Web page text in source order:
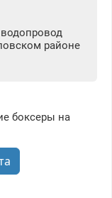
районе
боксеры на